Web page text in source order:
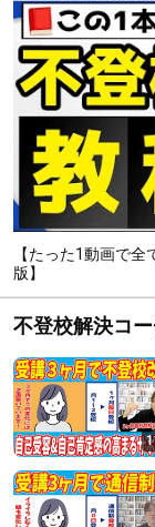
【たった1動画で
版】
不登校解決コ